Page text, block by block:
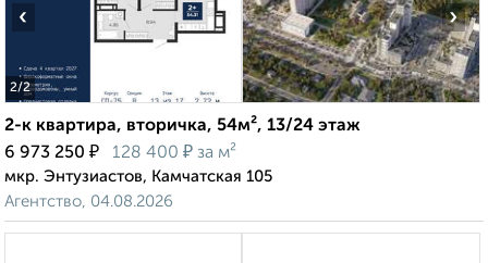
2/2
‹ ›
2-к квартира, вторичка, 54м², 13/24 этаж
6 973 250 ₽ 128 400 ₽ за м²
мкр. Энтузиастов, Камчатская 105
Агентство, 04.08.2026